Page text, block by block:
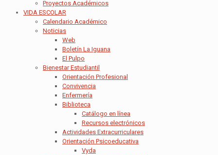
Proyectos Académicos
VIDA ESCOLAR
Calendario Académico
Noticias
Web
Boletín La Iguana
El Pulpo
Bienestar Estudiantil
Orientación Profesional
Convivencia
Enfermería
Biblioteca
Catálogo en línea
Recursos electrónicos
Actividades Extracurriculares
Orientación Psicoeducativa
Vyda